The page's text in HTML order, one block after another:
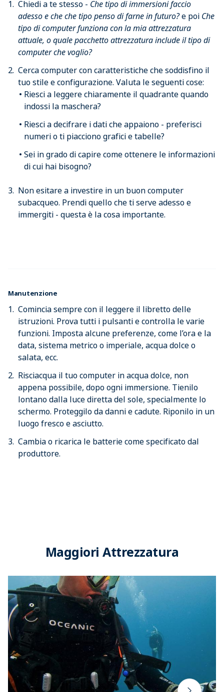
Chiedi a te stesso - Che tipo di immersioni faccio
adesso e che che tipo penso di farne in futuro?e poi Che
tipo di computer funziona con la mia attrezzatura
attuale, o quale pacchetto attrezzatura include il tipo di
computer che voglio?
Cerca computer con caratteristiche che soddisfino il
tuo stile e configurazione. Valuta le seguenti cose:
Riesci a leggere chiaramente il quadrante quando
indossi la maschera?
Riesci a decifrare i dati che appaiono - preferisci
numeri o ti piacciono grafici e tabelle?
Sei in grado di capire come ottenere le informazioni
di cui hai bisogno?
Non esitare a investire in un buon computer
subacqueo. Prendi quello che ti serve adesso e
immergiti - questa è la cosa importante.
Manutenzione
Comincia sempre con il leggere il libretto delle
istruzioni. Prova tutti i pulsanti e controlla le varie
funzioni. Imposta alcune preferenze, come l’ora e la
data, sistema metrico o imperiale, acqua dolce o
salata, ecc.
Risciacqua il tuo computer in acqua dolce, non
appena possibile, dopo ogni immersione. Tienilo
lontano dalla luce diretta del sole, specialmente lo
schermo. Proteggilo da danni e cadute. Riponilo in un
luogo fresco e asciutto.
Cambia o ricarica le batterie come specificato dal
produttore.
Maggiori Attrezzatura